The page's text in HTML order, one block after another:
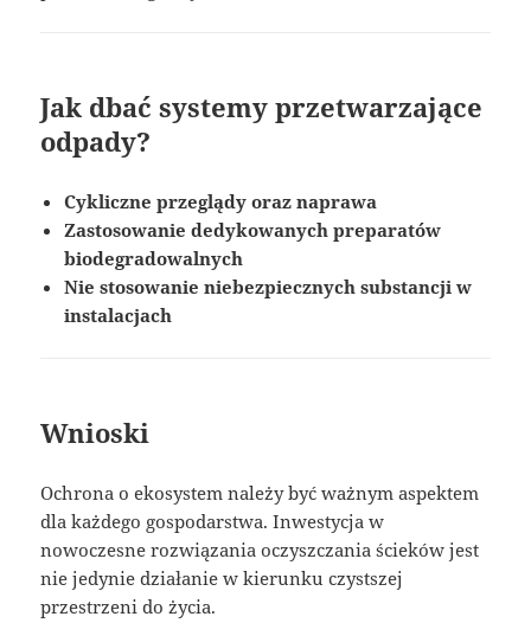
Jak dbać systemy przetwarzające
odpady?
Cykliczne przeglądy oraz naprawa
Zastosowanie dedykowanych preparatów
biodegradowalnych
Nie stosowanie niebezpiecznych substancji w
instalacjach
Wnioski
Ochrona o ekosystem należy być ważnym aspektem
dla każdego gospodarstwa. Inwestycja w
nowoczesne rozwiązania oczyszczania ścieków jest
nie jedynie działanie w kierunku czystszej
przestrzeni do życia.